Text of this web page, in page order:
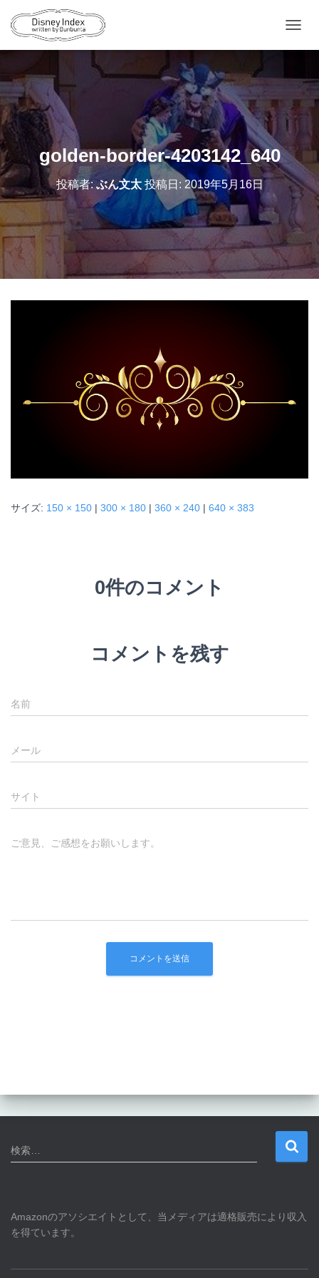
ビ
ー
シ
ン
を
り
替
え
golden-border-4203142_640
投稿者: ぶん文太投稿日: 2019年5月16日
サイズ: 150 × 150 | 300 × 180 | 360 × 240 | 640 × 383
0件のコメント
コメントを残す
名前
メール
サイト
ご意見、ご感想をお願いします。
検
索
検索…
Amazonのアソシエイトとして、当メディアは適格販売により収入
を得ています。